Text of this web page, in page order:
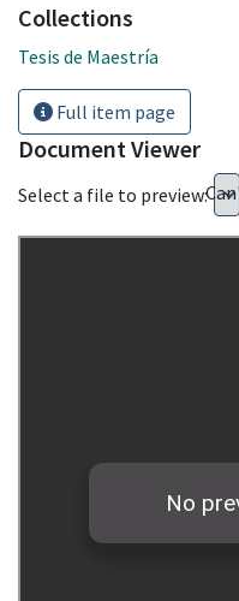
Collections
Tesis de Maestría
Full item page
Document Viewer
Select a file to preview: